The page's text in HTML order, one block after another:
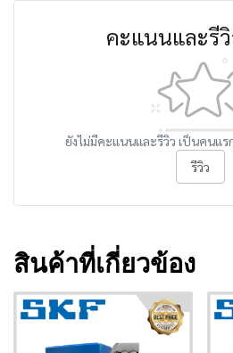
คะแนนและรี
ยังไม่มีคะแนนและรีวิว เป็นคนแ
รีวิว
สินค้าที่เกี่ยวข้อง